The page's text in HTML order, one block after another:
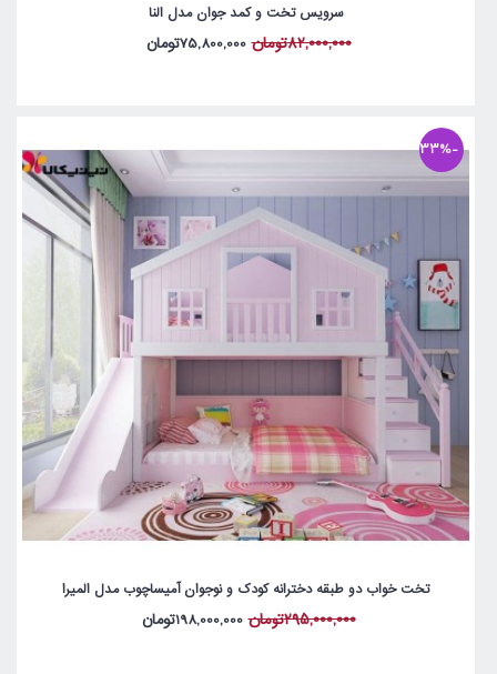
سرویس تخت و کمد جوان مدل النا
82,000,000تومان 75,800,000تومان
-33%
تخت خواب دو طبقه دخترانه کودک و نوجوان آمیساچوب مدل المیرا
295,000,000تومان 198,000,000تومان